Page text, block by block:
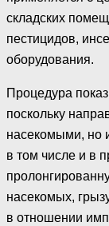
складских
пестицидов,
оборудования.
Процедура
поскольку
насекомыми, но
в том числе и в
насекомых,
в отношении